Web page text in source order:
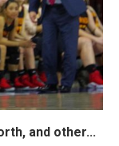
and other...